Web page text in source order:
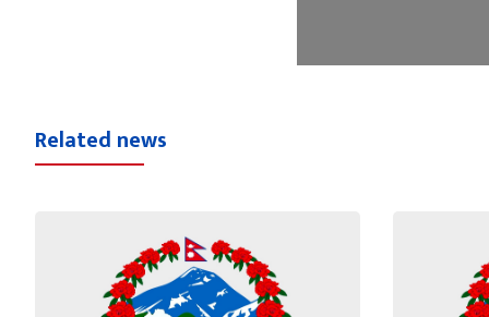
Related news